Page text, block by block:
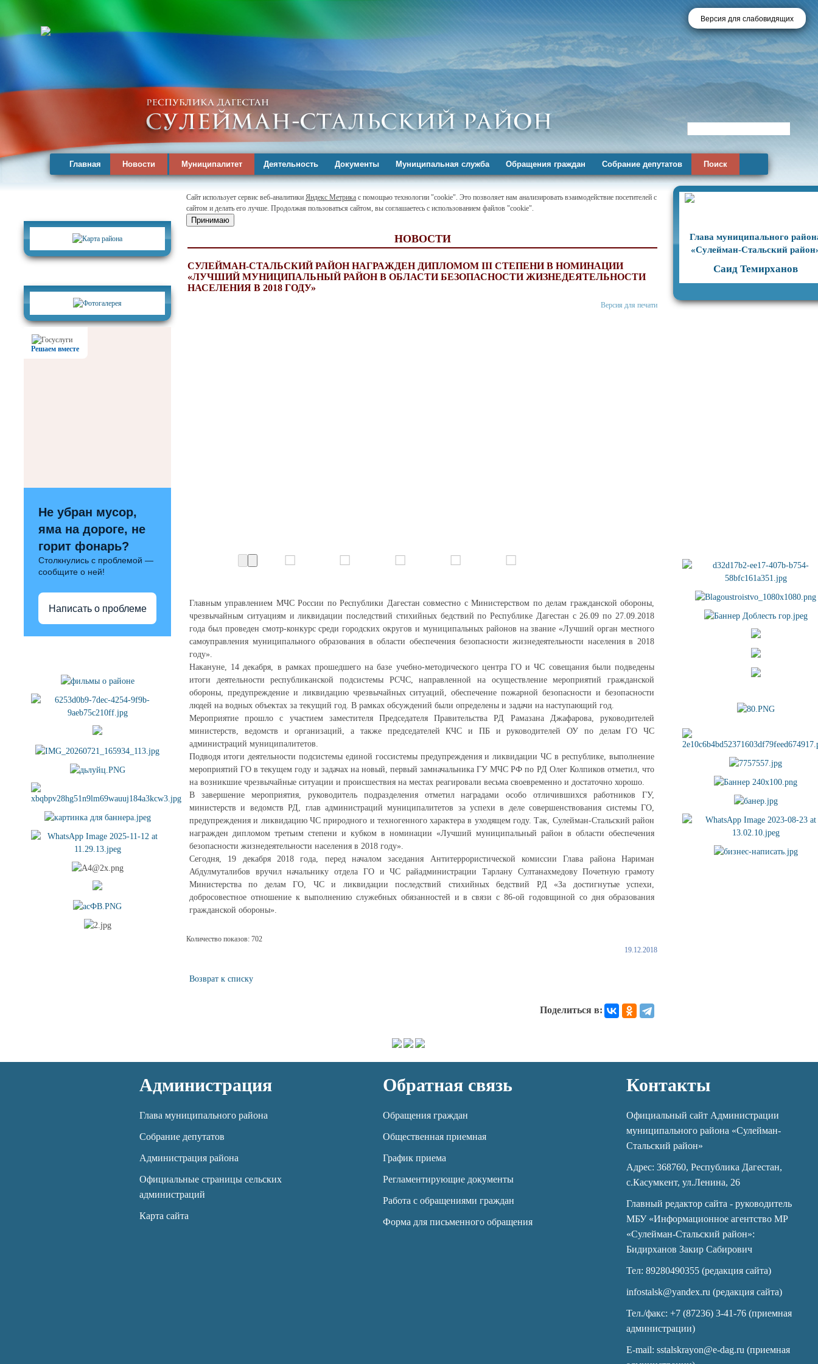
Версия для слабовидящих
Главная Новости Муниципалитет Деятельность Документы Муниципальная служба Обращения граждан Собрание депутатов Поиск
Решаем вместе
Не убран мусор,
яма на дороге, не
горит фонарь?
Столкнулись с проблемой —
сообщите о ней!
Написать о проблеме
Сайт использует сервис веб-аналитики Яндекс Метрика с помощью технологии "cookie". Это позволяет нам анализировать взаимодействие посетителей с
сайтом и делать его лучше. Продолжая пользоваться сайтом, вы соглашаетесь с использованием файлов "cookie".
Принимаю
НОВОСТИ
СУЛЕЙМАН-СТАЛЬСКИЙ РАЙОН НАГРАЖДЕН ДИПЛОМОМ III СТЕПЕНИ В НОМИНАЦИИ
«ЛУЧШИЙ МУНИЦИПАЛЬНЫЙ РАЙОН В ОБЛАСТИ БЕЗОПАСНОСТИ ЖИЗНЕДЕЯТЕЛЬНОСТИ
НАСЕЛЕНИЯ В 2018 ГОДУ»
Версия для печати
Главным управлением МЧС России по Республики Дагестан совместно с Министерством по делам гражданской обороны,
чрезвычайным ситуациям и ликвидации последствий стихийных бедствий по Республике Дагестан с 26.09 по 27.09.2018
года был проведен смотр-конкурс среди городских округов и муниципальных районов на звание «Лучший орган местного
самоуправления муниципального образования в области обеспечения безопасности жизнедеятельности населения в 2018
году».
Накануне, 14 декабря, в рамках прошедшего на базе учебно-методического центра ГО и ЧС совещания были подведены
итоги деятельности республиканской подсистемы РСЧС, направленной на осуществление мероприятий гражданской
обороны, предупреждение и ликвидацию чрезвычайных ситуаций, обеспечение пожарной безопасности и безопасности
людей на водных объектах за текущий год. В рамках обсуждений были определены и задачи на наступающий год.
Мероприятие прошло с участием заместителя Председателя Правительства РД Рамазана Джафарова, руководителей
министерств, ведомств и организаций, а также председателей КЧС и ПБ и руководителей ОУ по делам ГО ЧС
администраций муниципалитетов.
Подводя итоги деятельности подсистемы единой госсистемы предупреждения и ликвидации ЧС в республике, выполнение
мероприятий ГО в текущем году и задачах на новый, первый замначальника ГУ МЧС РФ по РД Олег Колпиков отметил, что
на возникшие чрезвычайные ситуации и происшествия на местах реагировали весьма своевременно и достаточно хорошо.
В завершение мероприятия, руководитель подразделения отметил наградами особо отличившихся работников ГУ,
министерств и ведомств РД, глав администраций муниципалитетов за успехи в деле совершенствования системы ГО,
предупреждения и ликвидацию ЧС природного и техногенного характера в уходящем году. Так, Сулейман-Стальский район
награжден дипломом третьим степени и кубком в номинации «Лучший муниципальный район в области обеспечения
безопасности жизнедеятельности населения в 2018 году».
Сегодня, 19 декабря 2018 года, перед началом заседания Антитеррористической комиссии Глава района Нариман
Абдулмуталибов вручил начальнику отдела ГО и ЧС райадминистрации Тарлану Султанахмедову Почетную грамоту
Министерства по делам ГО, ЧС и ликвидации последствий стихийных бедствий РД «За достигнутые успехи,
добросовестное отношение к выполнению служебных обязанностей и в связи с 86-ой годовщиной со дня образования
гражданской обороны».
Количество показов: 702
19.12.2018
Возврат к списку
Поделиться в:
Глава муниципального
«Сулейман-Стальский
Саид Темирханов
Администрация
Глава муниципального района
Собрание депутатов
Администрация района
Официальные страницы сельских
администраций
Карта сайта
Обратная связь
Обращения граждан
Общественная приемная
График приема
Регламентирующие документы
Работа с обращениями граждан
Форма для письменного обращения
Контакты
Официальный сайт Администрации
муниципального района «Сулейман-
Стальский район»
Адрес: 368760, Республика Дагестан,
с.Касумкент, ул.Ленина, 26
Главный редактор сайта - руководитель
МБУ «Информационное агентство МР
«Сулейман-Стальский район»:
Бидирханов Закир Сабирович
Тел: 89280490355 (редакция сайта)
infostalsk@yandex.ru (редакция сайта)
Тел./факс: +7 (87236) 3-41-76 (приемная
администрации)
E-mail: sstalskrayon@e-dag.ru (приемная